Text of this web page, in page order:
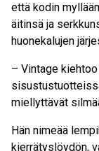
että kodin
äitinsä ja
huonekalujen
– Vintage
miellyttävät
Hän nimeää
kierrätyslöydön,